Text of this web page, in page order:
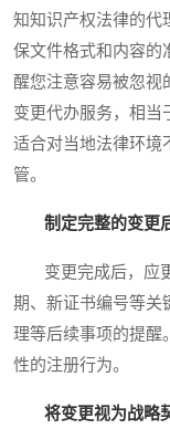
知知识产权法律的代
保文件格式和内容的
醒您注意容易被忽视
变更代办服务，相当
适合对当地法律环境
管。
制定完整的变更
变更完成后，应更
期、新证书编号等关
理等后续事项的提醒
性的注册行为。
将变更视为战略